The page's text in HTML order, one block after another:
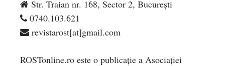
Str. Traian nr. 168, Sector 2, București
0740.103.621
revistarost[at]gmail.com
ROSTonline.ro este o publicaţie a Asociaţiei